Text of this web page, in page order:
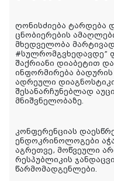
ღონისძიება ტარდება
ცნობიერების
მხედველობა
#სულრომგვხედავდე”
შაქრიანი დიაბეტით
ინფორმირება
ადრეული
შესანარჩუნებლად
მნიშვნელობაზე.
კონფერენციას
ენდოკრინოლოგები
აგრეთვე, მოწვეული
რესპუბლიკის
წარმომადგენლები.